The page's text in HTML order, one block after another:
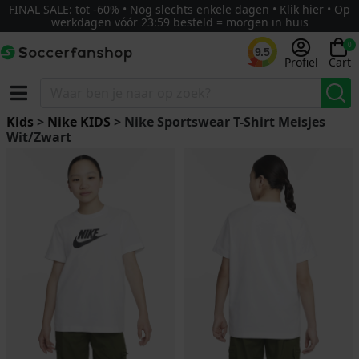
FINAL SALE: tot -60% • Nog slechts enkele dagen • Klik hier • Op
werkdagen vóór 23:59 besteld = morgen in huis
9.5
Profiel
0
Cart
Kids > Nike KIDS > Nike Sportswear T-Shirt Meisjes
Wit/Zwart